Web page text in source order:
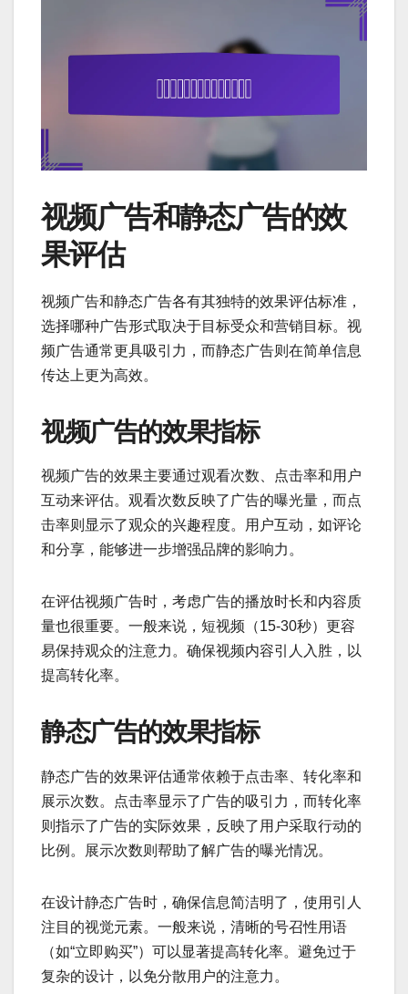
视频广告和静态广告的效
果评估
视频广告和静态广告各有其独特的效果评估标准，
选择哪种广告形式取决于目标受众和营销目标。视
频广告通常更具吸引力，而静态广告则在简单信息
传达上更为高效。
视频广告的效果指标
视频广告的效果主要通过观看次数、点击率和用户
互动来评估。观看次数反映了广告的曝光量，而点
击率则显示了观众的兴趣程度。用户互动，如评论
和分享，能够进一步增强品牌的影响力。
在评估视频广告时，考虑广告的播放时长和内容质
量也很重要。一般来说，短视频（15-30秒）更容
易保持观众的注意力。确保视频内容引人入胜，以
提高转化率。
静态广告的效果指标
静态广告的效果评估通常依赖于点击率、转化率和
展示次数。点击率显示了广告的吸引力，而转化率
则指示了广告的实际效果，反映了用户采取行动的
比例。展示次数则帮助了解广告的曝光情况。
在设计静态广告时，确保信息简洁明了，使用引人
注目的视觉元素。一般来说，清晰的号召性用语
（如“立即购买”）可以显著提高转化率。避免过于
复杂的设计，以免分散用户的注意力。